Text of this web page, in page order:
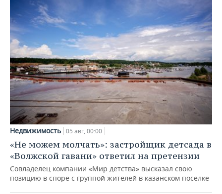
Недвижимость 05 авг, 00:00
«Не можем молчать»: застройщик детсада в
«Волжской гавани» ответил на претензии
Совладелец компании «Мир детства» высказал свою
позицию в споре с группой жителей в казанском поселке